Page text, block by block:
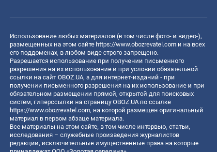
Использование любых материалов (в том числе фото- и видео-),
размещенных на этом сайте https://www.obozrevatel.com и на всех
его поддоменах, в любом виде строго запрещено.
Разрешается использование при получении письменного
разрешения на их использование и при условии обязательной
ссылки на сайт OBOZ.UA, а для интернет-изданий - при
получении письменного разрешения на их использование и при
обязательном размещении прямой, открытой для поисковых
систем, гиперссылки на страницу OBOZ.UA по ссылке
https://www.obozrevatel.com, на которой размещен оригинальный
материал в первом абзаце материала.
Все материалы на этом сайте, в том числе интервью, статьи,
исследования – служебные произведения журналистов
редакции, исключительные имущественные права на которые